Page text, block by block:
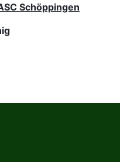
Schöppingen